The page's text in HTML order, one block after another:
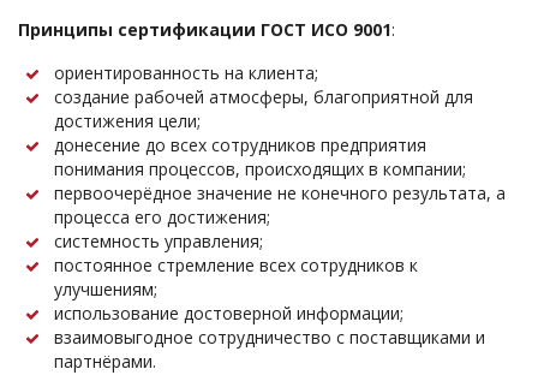
Принципы сертификации ГОСТ ИСО 9001:
ориентированность на клиента;
создание рабочей атмосферы, благоприятной для
достижения цели;
донесение до всех сотрудников предприятия
понимания процессов, происходящих в компании;
первоочерёдное значение не конечного результата, а
процесса его достижения;
системность управления;
постоянное стремление всех сотрудников к
улучшениям;
использование достоверной информации;
взаимовыгодное сотрудничество с поставщиками и
партнёрами.